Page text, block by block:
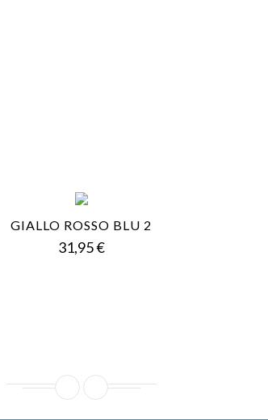
GIALLO ROSSO BLU 2
31,95 €Prezzo